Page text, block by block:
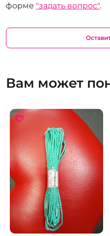
форме "задать вопрос".
Вам может